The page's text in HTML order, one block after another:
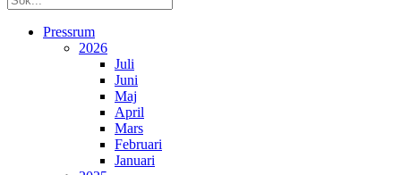
Pressrum
2026
Juli
Juni
Maj
April
Mars
Februari
Januari